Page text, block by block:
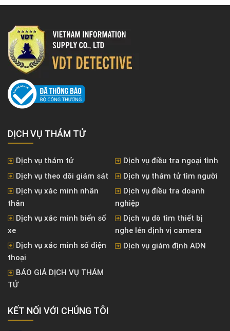
DỊCH VỤ THÁM TỬ
Dịch vụ thám tử
Dịch vụ điều tra ngoại tình
Dịch vụ theo dõi giám sát
Dịch vụ thám tử tìm người
Dịch vụ xác minh nhân
thân
Dịch vụ điều tra doanh
nghiệp
Dịch vụ xác minh biển số
xe
Dịch vụ dò tìm thiết bị
nghe lén định vị camera
Dịch vụ xác minh số điện
thoại
Dịch vụ giám định ADN
BÁO GIÁ DỊCH VỤ THÁM
TỬ
KẾT NỐI VỚI CHÚNG TÔI